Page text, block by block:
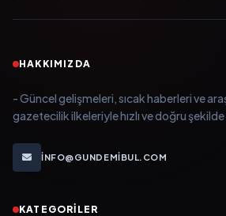
HAKKIMIZDA
- Güncel gelişmeleri, sıcak haberleri ve
gazetecilik ilkeleriyle hızlı ve doğru
INFO@GUNDEMIBUL.COM
KATEGORILER